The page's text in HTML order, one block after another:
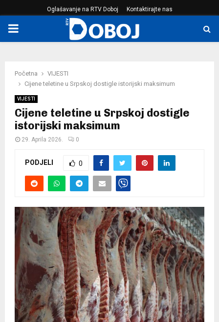
Oglašavanje na RTV Doboj Kontaktirajte nas
PRIMARY
Početna
VIJESTI
Cijene teletine u Srpskoj dostigle istorijski maksimum
VIJESTI
Cijene teletine u Srpskoj dostigle
istorijski maksimum
29. Aprila 2026. 0
PODJELI 0